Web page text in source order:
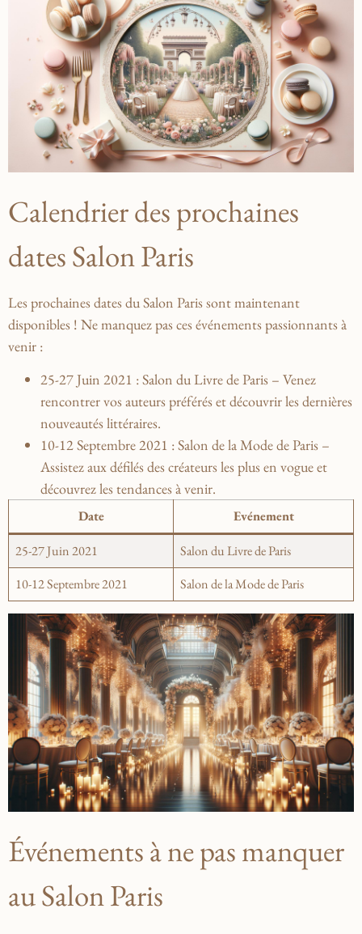
Calendrier des prochaines
dates ⁢Salon ‍Paris
Les prochaines dates du Salon Paris sont maintenant
disponibles ! Ne ⁤manquez pas ces événements passionnants à
venir ⁤:
25-27 Juin 2021 :Salon du ⁣Livre de Paris – ‌Venez
rencontrer vos auteurs préférés et découvrir⁣ les dernières
‌nouveautés littéraires.
10-12 Septembre 2021 :Salon de la Mode de Paris –
Assistez aux défilés des créateurs‌ les plus en vogue et
découvrez⁢ les tendances à venir.
Date Evénement
25-27 Juin 2021
Salon du Livre de Paris
10-12 Septembre 2021
Salon de la Mode de Paris
Événements à ⁤ne pas manquer
au Salon Paris